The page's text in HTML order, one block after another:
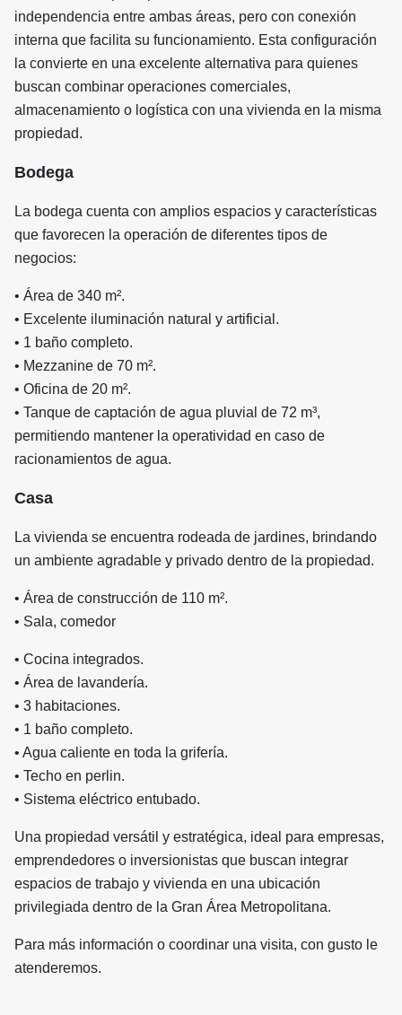
independencia entre ambas áreas, pero con conexión
interna que facilita su funcionamiento. Esta configuración
la convierte en una excelente alternativa para quienes
buscan combinar operaciones comerciales,
almacenamiento o logística con una vivienda en la misma
propiedad.
Bodega
La bodega cuenta con amplios espacios y características
que favorecen la operación de diferentes tipos de
negocios:
• Área de 340 m².
• Excelente iluminación natural y artificial.
• 1 baño completo.
• Mezzanine de 70 m².
• Oficina de 20 m².
• Tanque de captación de agua pluvial de 72 m³,
permitiendo mantener la operatividad en caso de
racionamientos de agua.
Casa
La vivienda se encuentra rodeada de jardines, brindando
un ambiente agradable y privado dentro de la propiedad.
• Área de construcción de 110 m².
• Sala, comedor
• Cocina integrados.
• Área de lavandería.
• 3 habitaciones.
• 1 baño completo.
• Agua caliente en toda la grifería.
• Techo en perlin.
• Sistema eléctrico entubado.
Una propiedad versátil y estratégica, ideal para empresas,
emprendedores o inversionistas que buscan integrar
espacios de trabajo y vivienda en una ubicación
privilegiada dentro de la Gran Área Metropolitana.
Para más información o coordinar una visita, con gusto le
atenderemos.